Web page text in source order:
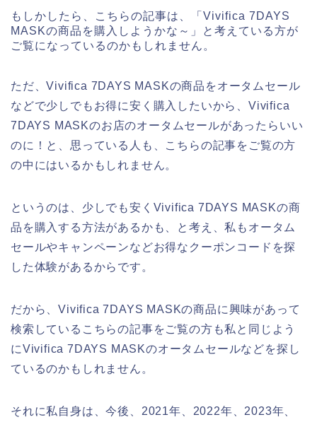
もしかしたら、こちらの記事は、「Vivifica 7DAYS
MASKの商品を購入しようかな～」と考えている方が
ご覧になっているのかもしれません。
ただ、Vivifica 7DAYS MASKの商品をオータムセール
などで少しでもお得に安く購入したいから、Vivifica
7DAYS MASKのお店のオータムセールがあったらいい
のに！と、思っている人も、こちらの記事をご覧の方
の中にはいるかもしれません。
というのは、少しでも安くVivifica 7DAYS MASKの商
品を購入する方法があるかも、と考え、私もオータム
セールやキャンペーンなどお得なクーポンコードを探
した体験があるからです。
だから、Vivifica 7DAYS MASKの商品に興味があって
検索しているこちらの記事をご覧の方も私と同じよう
にVivifica 7DAYS MASKのオータムセールなどを探し
ているのかもしれません。
それに私自身は、今後、2021年、2022年、2023年、